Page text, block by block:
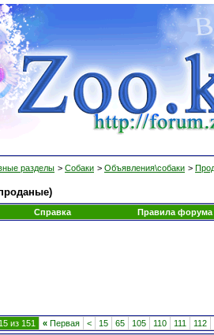
разделы > Собаки > Объявления\собаки >
Справка Правила форума
из 151 « Первая < 15 65 105 110 111 112